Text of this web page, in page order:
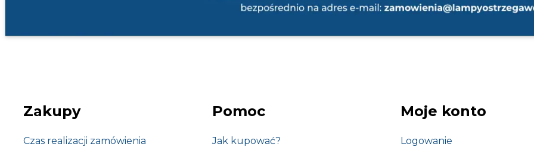
Zakupy
Czas realizacji zamówienia
Pomoc
Jak kupować?
Moje konto
Logowanie